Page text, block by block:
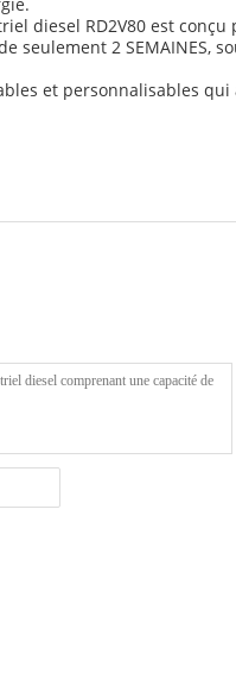
diesel RD2V80 est
seulement 2 SEMAINES,
et personnalisables